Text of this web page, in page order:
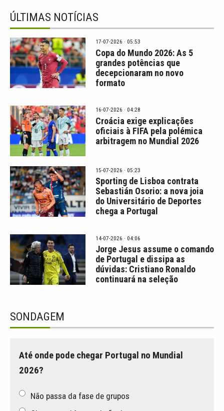
ÚLTIMAS NOTÍCIAS
17-07-2026 · 05:53
Copa do Mundo 2026: As 5
grandes potências que
decepcionaram no novo
formato
16-07-2026 · 04:28
Croácia exige explicações
oficiais à FIFA pela polémica
arbitragem no Mundial 2026
15-07-2026 · 05:23
Sporting de Lisboa contrata
Sebastián Osorio: a nova joia
do Universitário de Deportes
chega a Portugal
14-07-2026 · 04:06
Jorge Jesus assume o comando
de Portugal e dissipa as
dúvidas: Cristiano Ronaldo
continuará na seleção
SONDAGEM
Até onde pode chegar Portugal no Mundial
2026?
Não passa da fase de grupos